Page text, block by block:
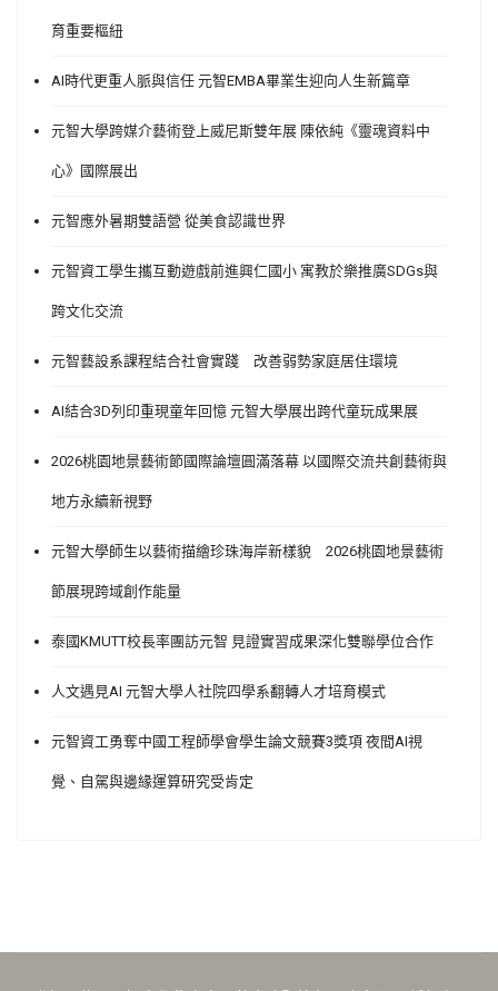
育重要樞紐
AI時代更重人脈與信任 元智EMBA畢業生迎向人生新篇章
元智大學跨媒介藝術登上威尼斯雙年展 陳依純《靈魂資料中
心》國際展出
元智應外暑期雙語營 從美食認識世界
元智資工學生攜互動遊戲前進興仁國小 寓教於樂推廣SDGs與
跨文化交流
元智藝設系課程結合社會實踐 改善弱勢家庭居住環境
AI結合3D列印重現童年回憶 元智大學展出跨代童玩成果展
2026桃園地景藝術節國際論壇圓滿落幕 以國際交流共創藝術與
地方永續新視野
元智大學師生以藝術描繪珍珠海岸新樣貌 2026桃園地景藝術
節展現跨域創作能量
泰國KMUTT校長率團訪元智 見證實習成果深化雙聯學位合作
人文遇見AI 元智大學人社院四學系翻轉人才培育模式
元智資工勇奪中國工程師學會學生論文競賽3獎項 夜間AI視
覺、自駕與邊緣運算研究受肯定